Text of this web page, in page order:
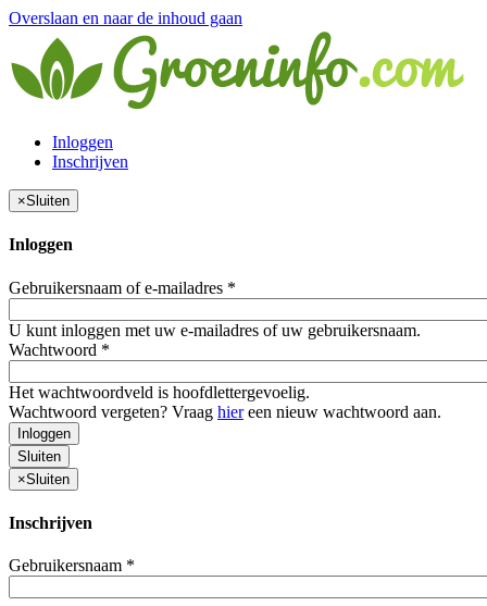
Overslaan en naar de inhoud gaan
Inloggen
Inschrijven
×Sluiten
Inloggen
Gebruikersnaam of e-mailadres *
U kunt inloggen met uw e-mailadres of uw gebruikersnaam.
Wachtwoord *
Het wachtwoordveld is hoofdlettergevoelig.
Wachtwoord vergeten? Vraag hiereen nieuw wachtwoord aan.
Inloggen
Sluiten
×Sluiten
Inschrijven
Gebruikersnaam *